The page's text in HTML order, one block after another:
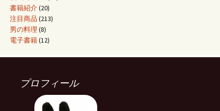
書籍紹介(20)
注目商品 (213)
男の料理 (8)
電子書籍(12)
プロフィール